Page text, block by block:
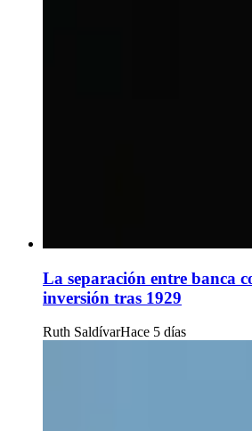
La separación entre banca
inversión tras 1929
Ruth SaldívarHace 5 días